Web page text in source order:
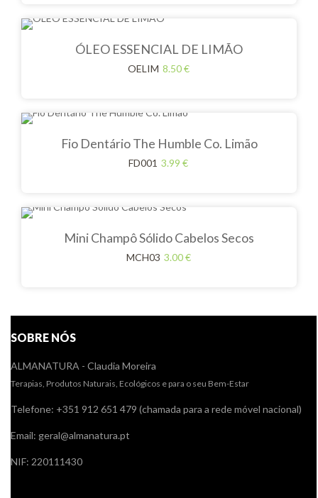
ÓLEO ESSENCIAL DE LIMÃO
OELIM 8.50€
Fio Dentário The Humble Co. Limão
FD001 3.99 €
Mini Champô Sólido Cabelos Secos
MCH03 3.00€
SOBRE NÓS
ALMANATURA - Claudia Moreira
Terapias, Produtos Naturais, Ecológicos e para o seu Bem-Estar
Telefone: +351 912 651 479 (chamada para a rede móvel nacional)
Email: geral@almanatura.pt
NIF: 220111430